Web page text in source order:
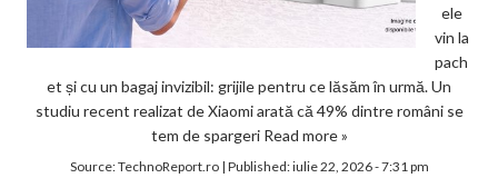
ele
vin la
pach
et și cu un bagaj invizibil: grijile pentru ce lăsăm în urmă. Un
studiu recent realizat de Xiaomi arată că 49% dintre români se
tem de spargeri Read more »
Source:TechnoReport.ro| Published:iulie 22, 2026 - 7:31 pm